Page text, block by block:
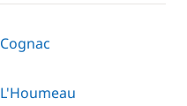
Cognac
L'Houmeau